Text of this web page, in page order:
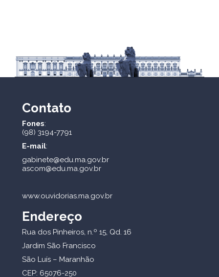
Contato
Fones:
(98) 3194-7791
E-mail:
gabinete@edu.ma.gov.br
ascom@edu.ma.gov.br
www.ouvidorias.ma.gov.br
Endereço
Rua dos Pinheiros, n.º 15, Qd. 16
Jardim São Francisco
São Luís – Maranhão
CEP: 65076-250